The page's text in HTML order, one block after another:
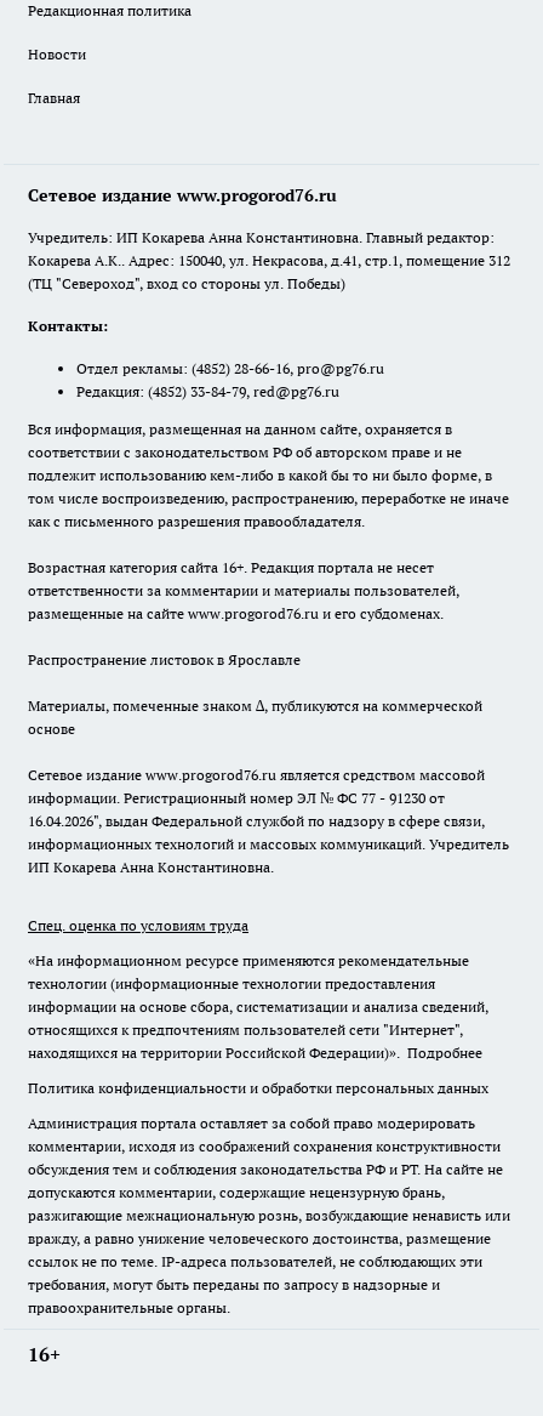
Редакционная политика
Новости
Главная
Сетевое издание www.progorod76.ru
Учредитель: ИП Кокарева Анна Константиновна. Главный редактор:
Кокарева А.К.. Адрес: 150040, ул. Некрасова, д.41, стр.1, помещение 312
(ТЦ "Североход", вход со стороны ул. Победы)
Контакты:
Отдел рекламы: (4852) 28-66-16, pro@pg76.ru
Редакция: (4852) 33-84-79, red@pg76.ru
Вся информация, размещенная на данном сайте, охраняется в
соответствии с законодательством РФ об авторском праве и не
подлежит использованию кем-либо в какой бы то ни было форме, в
том числе воспроизведению, распространению, переработке не иначе
как с письменного разрешения правообладателя.
Возрастная категория сайта 16+. Редакция портала не несет
ответственности за комментарии и материалы пользователей,
размещенные на сайте www.progorod76.ru и его субдоменах.
Распространение листовок в Ярославле
Материалы, помеченные знаком ∆, публикуются на коммерческой
основе
Сетевое издание www.progorod76.ru является средством массовой
информации. Регистрационный номер ЭЛ № ФС 77 - 91230 от
16.04.2026", выдан Федеральной службой по надзору в сфере связи,
информационных технологий и массовых коммуникаций. Учредитель
ИП Кокарева Анна Константиновна.
Спец. оценка по условиям труда
«На информационном ресурсе применяются рекомендательные
технологии (информационные технологии предоставления
информации на основе сбора, систематизации и анализа сведений,
относящихся к предпочтениям пользователей сети "Интернет",
находящихся на территории Российской Федерации)». Подробнее
Политика конфиденциальности и обработки персональных данных
Администрация портала оставляет за собой право модерировать
комментарии, исходя из соображений сохранения конструктивности
обсуждения тем и соблюдения законодательства РФ и РТ. На сайте не
допускаются комментарии, содержащие нецензурную брань,
разжигающие межнациональную рознь, возбуждающие ненависть или
вражду, а равно унижение человеческого достоинства, размещение
ссылок не по теме. IP-адреса пользователей, не соблюдающих эти
требования, могут быть переданы по запросу в надзорные и
правоохранительные органы.
16+